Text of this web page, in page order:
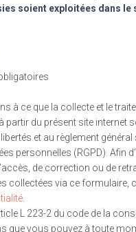
soient exploitées dans le
à ce que la collecte et le
partir du présent site internet
et au règlement général
personnelles (RGPD). Afin
de correction ou de
collectées via ce formulaire,
.
L 223-2 du code de la
que vous pouvez à toute